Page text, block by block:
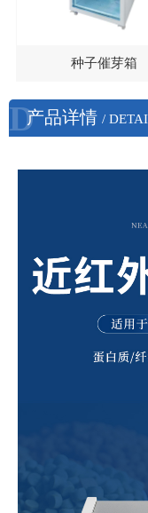
种子催芽箱
D产品详情 /